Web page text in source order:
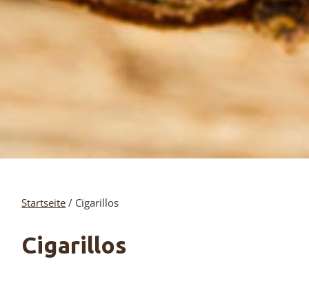
Startseite / Cigarillos
Cigarillos